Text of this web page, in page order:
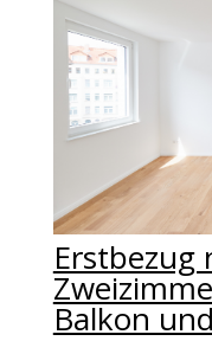
Erstbezug
Balkon